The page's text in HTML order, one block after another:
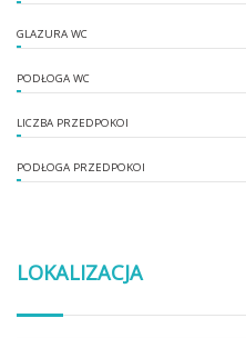
GLAZURA WC
PODŁOGA WC
LICZBA PRZEDPOKOI
PODŁOGA PRZEDPOKOI
LOKALIZACJA